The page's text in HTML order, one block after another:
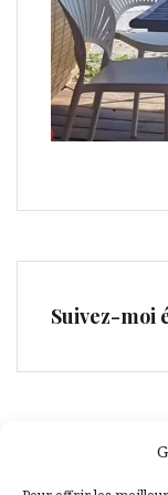
Suivez-moi